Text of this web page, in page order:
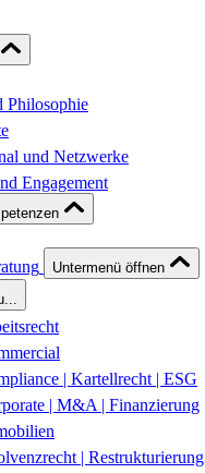
Philosophie
und Netzwerke
Engagement
Untermenü öffnen
| Kartellrecht | ESG
| M&A | Finanzierung
| Restrukturierung